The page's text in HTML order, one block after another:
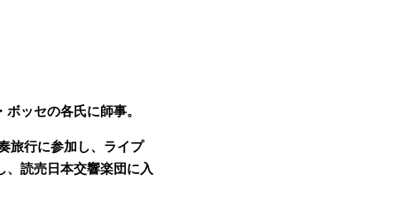
ッセの各氏に師事。
旅行に参加し、ライプ
、読売日本交響楽団に入